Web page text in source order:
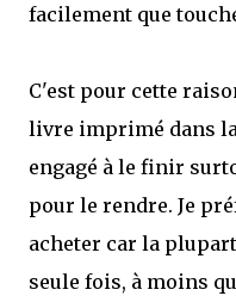
facilement que
C'est pour cette
livre imprimé dans
engagé à le finir
pour le rendre. Je
acheter car la
seule fois, à moins